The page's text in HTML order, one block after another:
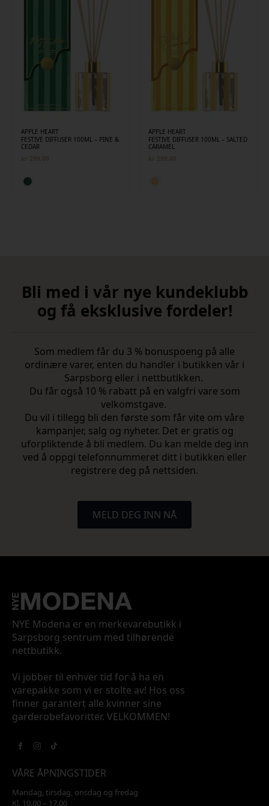
APPLE HEART
FESTIVE DIFFUSER 100ML – PINE &
CEDAR
APPLE HEART
FESTIVE DIFFUSER 100ML – SALTED
CARAMEL
Bli med i vår nye kundeklubb
og få eksklusive fordeler!
Som medlem får du 3 % bonuspoeng på alle
ordinære varer, enten du handler i butikken vår i
Sarpsborg eller i nettbutikken.
Du får også 10 % rabatt på en valgfri vare som
velkomstgave.
Du vil i tillegg bli den første som får vite om våre
kampanjer, salg og nyheter. Det er gratis og
uforpliktende å bli medlem. Du kan melde deg inn
ved å oppgi telefonnummeret ditt i butikken eller
registrere deg på nettsiden.
MELD DEG INN NÅ
NYE Modena er en merkevarebutikk i
Sarpsborg sentrum med tilhørende
nettbutikk.
Vi jobber til enhver tid for å ha en
varepakke som vi er stolte av! Hos oss
finner garantert alle kvinner sine
garderobefavoritter. VELKOMMEN!
VÅRE ÅPNINGSTIDER
Mandag, tirsdag, onsdag og fredag
Kl. 10.00 – 17.00